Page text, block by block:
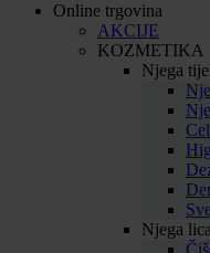
Online trgovina
AKCIJE
KOZMETIKA
Njega
Njega lica